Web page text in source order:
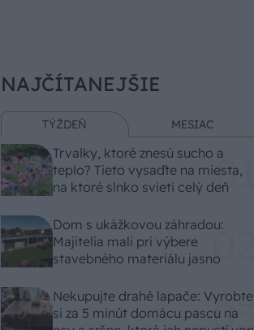
NAJČÍTANEJŠIE
TÝŽDEŇ MESIAC
Trvalky, ktoré znesú sucho a
teplo? Tieto vysaďte na miesta,
na ktoré slnko svieti celý deň
Dom s ukážkovou záhradou:
Majitelia mali pri výbere
stavebného materiálu jasno
Nekupujte drahé lapače: Vyrobte
si za 5 minút domácu pascu na